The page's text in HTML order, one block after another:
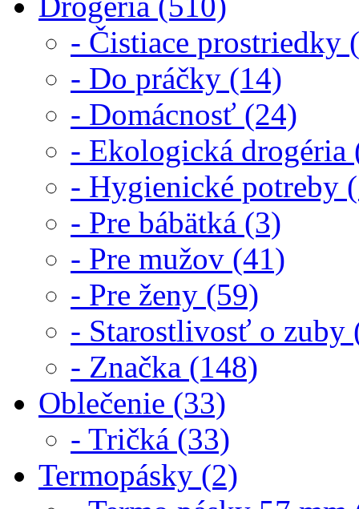
- Čistiace prostriedky
- Do práčky (14)
- Domácnosť (24)
- Ekologická drogéria
- Hygienické potreby
- Pre bábätká (3)
- Pre mužov (41)
- Pre ženy (59)
- Starostlivosť o zuby
- Značka (148)
Oblečenie (33)
- Tričká (33)
Termopásky (2)